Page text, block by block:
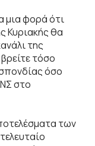
μια φορά ότι
Κυριακής θα
της
τόσο
όσο
στο
των